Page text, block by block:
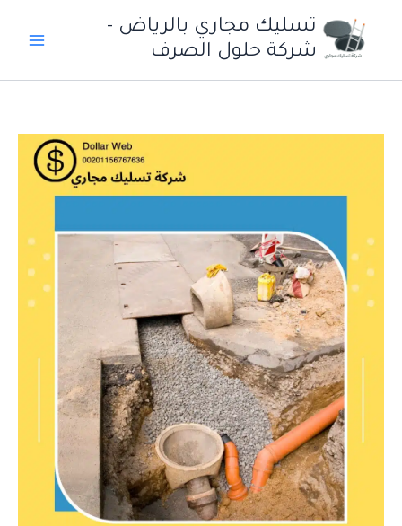
المحتوى
تسليك مجاري بالرياض -
شركة حلول الصرف